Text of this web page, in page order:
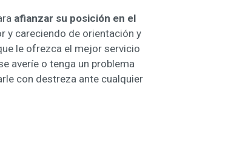
afianzar su posición en el
y careciendo de orientación y
le ofrezca el mejor servicio
averíe o tenga un problema
con destreza ante cualquier